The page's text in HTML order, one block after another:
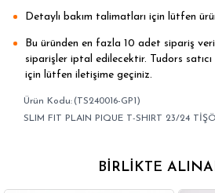
Detaylı bakım talimatları için lütfen
Bu üründen en fazla 10 adet sipariş
siparişler iptal edilecektir. Tudors
için lütfen iletişime geçiniz.
(TS240016-GP1)
SLIM FIT PLAIN PIQUE T-SHIRT 23/24
BIRLIKTE